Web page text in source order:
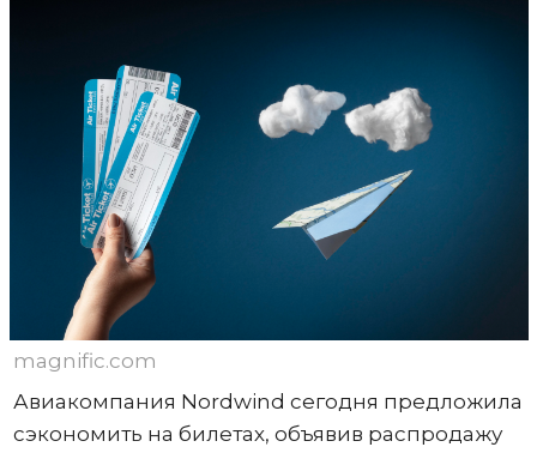
magnific.com
Авиакомпания Nordwind сегодня предложила
сэкономить на билетах, объявив распродажу